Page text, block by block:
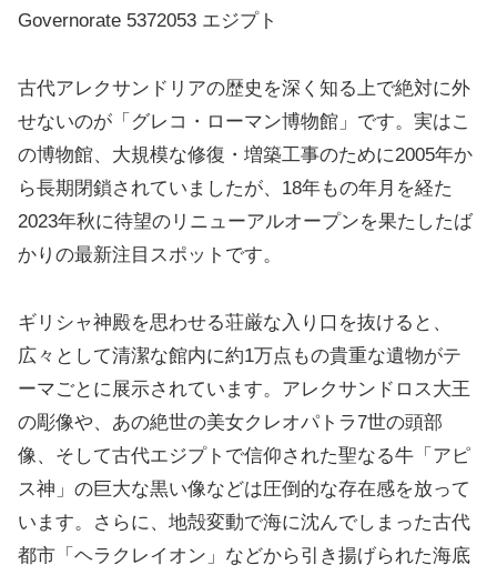
Governorate 5372053 エジプト
古代アレクサンドリアの歴史を深く知る上で絶対に外
せないのが「グレコ・ローマン博物館」です。実はこ
の博物館、大規模な修復・増築工事のために2005年か
ら長期閉鎖されていましたが、18年もの年月を経た
2023年秋に待望のリニューアルオープンを果たしたば
かりの最新注目スポットです。
ギリシャ神殿を思わせる荘厳な入り口を抜けると、
広々として清潔な館内に約1万点もの貴重な遺物がテ
ーマごとに展示されています。アレクサンドロス大王
の彫像や、あの絶世の美女クレオパトラ7世の頭部
像、そして古代エジプトで信仰された聖なる牛「アピ
ス神」の巨大な黒い像などは圧倒的な存在感を放って
います。さらに、地殻変動で海に沈んでしまった古代
都市「ヘラクレイオン」などから引き揚げられた海底